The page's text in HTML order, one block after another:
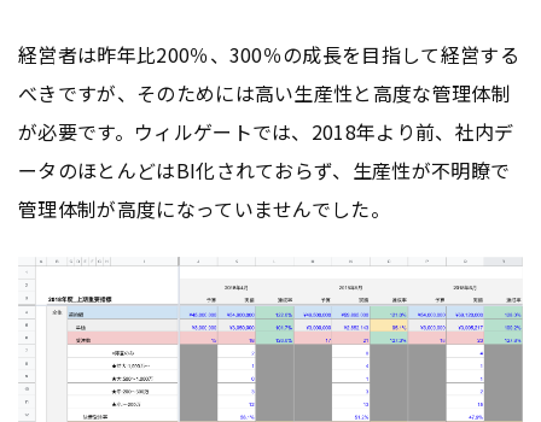
経営者は昨年比200％、300％の成長を目指して経営する
べきですが、そのためには高い生産性と高度な管理体制
が必要です。ウィルゲートでは、2018年より前、社内デ
ータのほとんどはBI化されておらず、生産性が不明瞭で
管理体制が高度になっていませんでした。